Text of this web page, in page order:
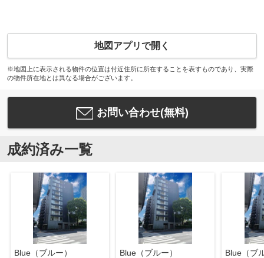
地図アプリで開く
※地図上に表示される物件の位置は付近住所に所在することを表すものであり、実際
の物件所在地とは異なる場合がございます。
お問い合わせ(無料)
成約済み一覧
Blue（ブルー） Blue（ブルー） Blue（ブ